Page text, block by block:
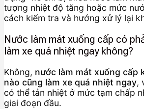
tượng nhiệt độ tăng hoặc mức
cách kiểm tra và hướng xử lý lại
Nước làm mát xuống cấp có
làm xe quá nhiệt ngay không?
Không, nước làm mát xuống cấp
nào cũng làm xe quá nhiệt ngay,
có thể tản nhiệt ở mức tạm chấp
giai đoạn đầu.